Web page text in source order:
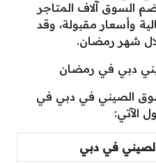
السوق آلاف المتاجر
وأسعار مقبولة، وقد
شهر رمضان.
دبي في رمضان
الصيني في دبي في
في دبي